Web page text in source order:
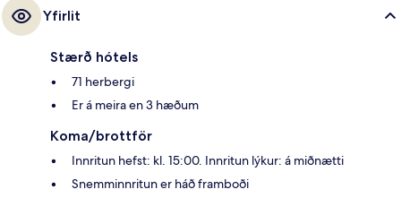
Yfirlit
Stærð hótels
71 herbergi
Er á meira en 3 hæðum
Koma/brottför
Innritun hefst: kl. 15:00. Innritun lýkur: á miðnætti
Snemminnritun er háð framboði